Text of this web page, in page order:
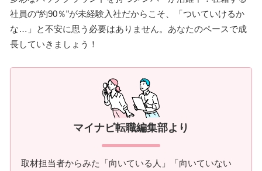
社員の“約90％”が未経験入社だからこそ、「ついていけるか
な…」と不安に思う必要はありません。あなたのペースで成
長していきましょう！
マイナビ転職編集部より
取材担当者からみた「向いている人」「向いていない